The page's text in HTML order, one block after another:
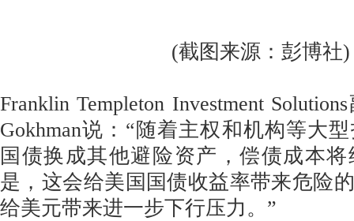
(截图来源：彭博社)
Franklin Templeton Investment
Gokhman说：“随着主权和机构等大
国债换成其他避险资产，偿债成本
是，这会给美国国债收益率带来危险
给美元带来进一步下行压力。”